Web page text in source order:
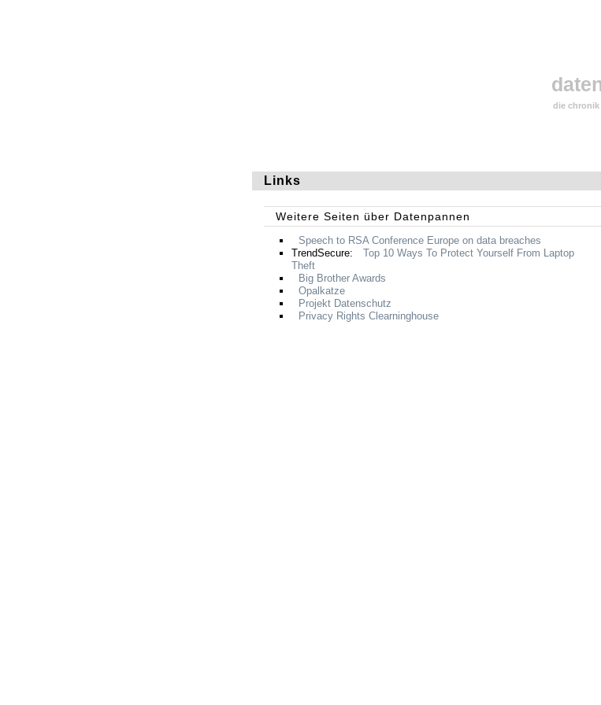
die chronik
Links
Weitere Seiten über Datenpannen
Speech to RSAConference Europe on data breaches
TrendSecure:
Top 10 Ways To Protect Yourself From Laptop
Theft
Big Brother Awards
Opalkatze
Projekt Datenschutz
Privacy Rights Clearninghouse